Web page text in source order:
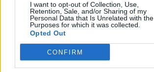
I want to opt-out of Collection, Use,
Retention, Sale, and/or Sharing of my
Personal Data that Is Unrelated with the
Purposes for which it was collected.
Opted Out
CONFIRM